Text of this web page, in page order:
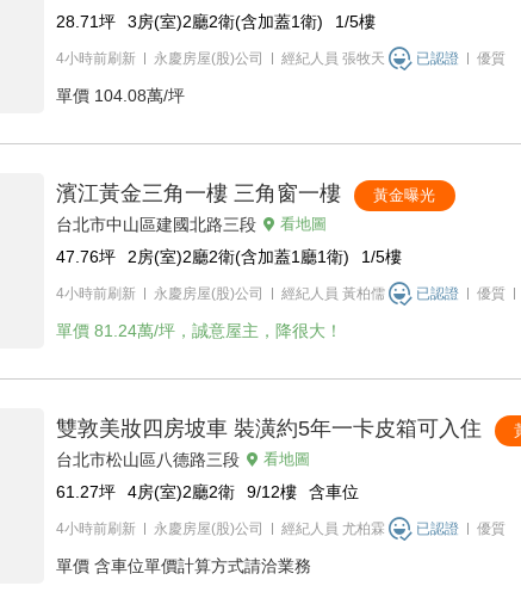
28.71坪 3房(室)2廳2衛(含加蓋1衛) 1/5樓
4小時前刷新 永慶房屋(股)公司 經紀人員 張牧天 已認證 優質
單價 104.08萬/坪
濱江黃金三角一樓 三角窗一樓 黃金曝光
台北市中山區建國北路三段 看地圖
47.76坪 2房(室)2廳2衛(含加蓋1廳1衛) 1/5樓
4小時前刷新 永慶房屋(股)公司 經紀人員 黃柏儒 已認證 優質
單價 81.24萬/坪，誠意屋主，降很大！
雙敦美妝四房坡車 裝潢約5年一卡皮箱可入住
台北市松山區八德路三段 看地圖
61.27坪 4房(室)2廳2衛 9/12樓 含車位
4小時前刷新 永慶房屋(股)公司 經紀人員 尤柏霖 已認證 優質
單價 含車位單價計算方式請洽業務